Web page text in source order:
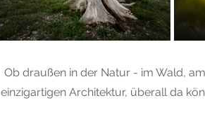
Ob draußen in der Natur - im Wald,
einzigartigen Architektur, überall da